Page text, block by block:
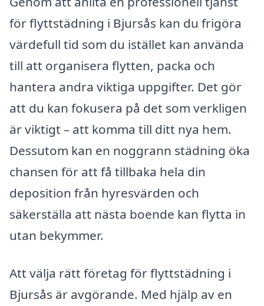
för flyttstädning i Bjursås kan du frigöra
värdefull tid som du istället kan använda
till att organisera flytten, packa och
hantera andra viktiga uppgifter. Det gör
att du kan fokusera på det som verkligen
är viktigt – att komma till ditt nya hem.
Dessutom kan en noggrann städning öka
chansen för att få tillbaka hela din
deposition från hyresvärden och
säkerställa att nästa boende kan flytta in
utan bekymmer.
Att välja rätt företag för flyttstädning i
Bjursås är avgörande. Med hjälp av en